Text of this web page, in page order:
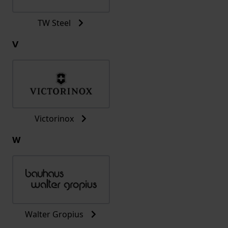
TW Steel
V
Victorinox
W
Walter Gropius